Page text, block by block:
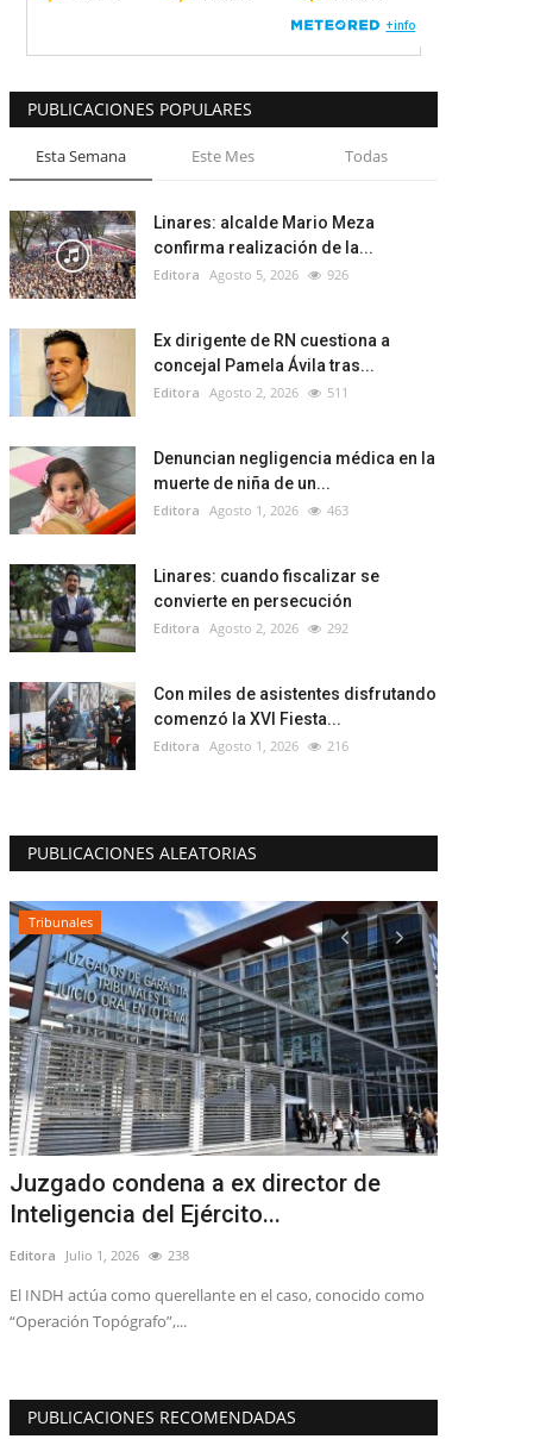
PUBLICACIONES POPULARES
Esta Semana Este Mes Todas
Linares: alcalde Mario Meza
confirma realización de la...
Editora Agosto 5, 2026 926
Ex dirigente de RN cuestiona a
concejal Pamela Ávila tras...
Editora Agosto 2, 2026 511
Denuncian negligencia médica en la
muerte de niña de un...
Editora Agosto 1, 2026 463
Linares: cuando fiscalizar se
convierte en persecución
Editora Agosto 2, 2026 292
Con miles de asistentes disfrutando
comenzó la XVI Fiesta...
Editora Agosto 1, 2026 216
PUBLICACIONES ALEATORIAS
Tribunales
Juzgado condena a ex director de
Inteligencia del Ejército...
Editora Julio 1, 2026 238
El INDH actúa como querellante en el caso, conocido como
“Operación Topógrafo”,...
PUBLICACIONES RECOMENDADAS